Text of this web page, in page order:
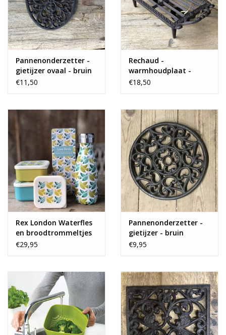
Pannenonderzetter -
gietijzer ovaal - bruin
€11,50
Rechaud -
warmhoudplaat -
large
€18,50
Rex London Waterfles
en broodtrommeltjes
€29,95
Pannenonderzetter -
gietijzer - bruin
€9,95